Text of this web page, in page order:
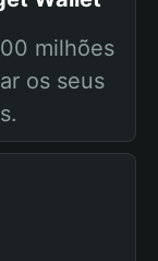
milhões
os seus